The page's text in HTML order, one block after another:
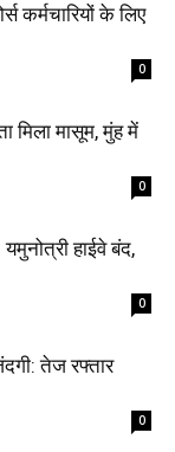
कर्मचारियों के लिए
0
मिला मासूम, मुंह में
0
हाईवे बंद,
0
तेज रफ्तार
0